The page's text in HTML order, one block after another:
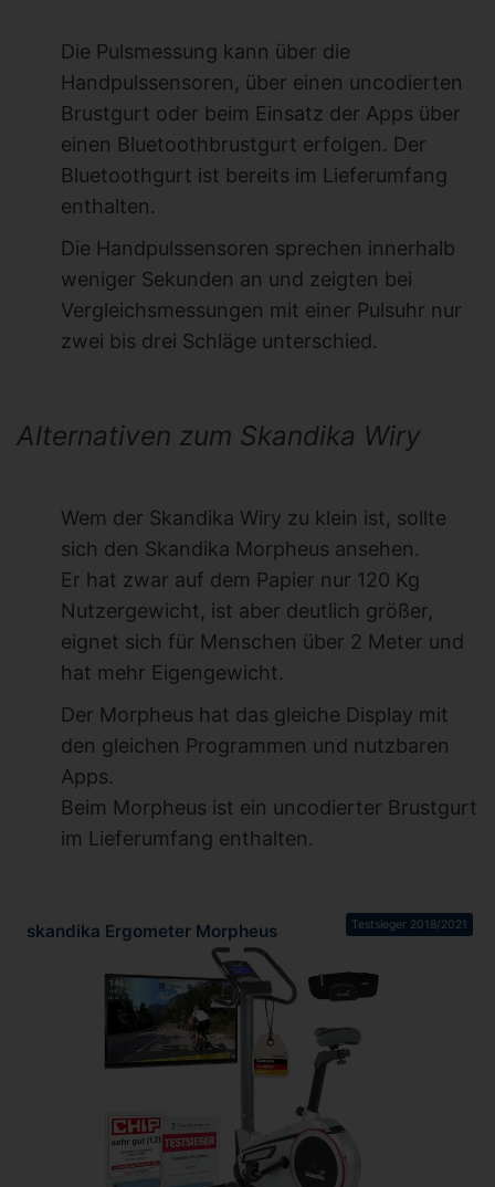
Die Pulsmessung kann über die
Handpulssensoren, über einen uncodierten
Brustgurt oder beim Einsatz der Apps über
einen Bluetoothbrustgurt erfolgen. Der
Bluetoothgurt ist bereits im Lieferumfang
enthalten.
Die Handpulssensoren sprechen innerhalb
weniger Sekunden an und zeigten bei
Vergleichsmessungen mit einer Pulsuhr nur
zwei bis drei Schläge unterschied.
Alternativen zum Skandika Wiry
Wem der Skandika Wiry zu klein ist, sollte
sich den Skandika Morpheus ansehen.
Er hat zwar auf dem Papier nur 120 Kg
Nutzergewicht, ist aber deutlich größer,
eignet sich für Menschen über 2 Meter und
hat mehr Eigengewicht.
Der Morpheus hat das gleiche Display mit
den gleichen Programmen und nutzbaren
Apps.
Beim Morpheus ist ein uncodierter Brustgurt
im Lieferumfang enthalten.
Testsieger 2018/2021
skandika Ergometer Morpheus